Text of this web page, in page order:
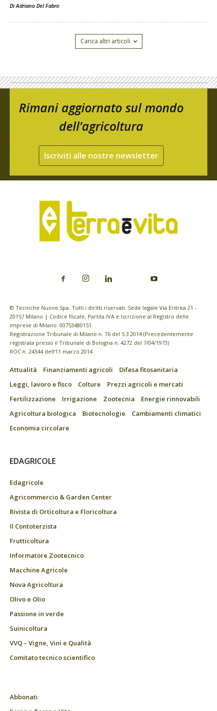
DiAdriano Del Fabro
Carica altri articoli
Rimani aggiornato sul mondo
dell’agricoltura
Iscriviti alle nostre newsletter
© Tecniche Nuove Spa. Tutti i diritti riservati. Sede legale Via Eritrea 21 -
20157 Milano | Codice fiscale, Partita IVA e Iscrizione al Registro delle
imprese di Milano: 00753480151
Registrazione Tribunale di Milano n. 76 del 5.3.2014 (Precedentemente
registrata presso il Tribunale di Bologna n. 4272 del 7/04/1973)
ROC n. 24344 dell’11 marzo 2014
Attualità Finanziamenti agricoli
Difesa fitosanitaria
Leggi, lavoro e fisco
Colture
Prezzi agricoli e mercati
Fertilizzazione
Irrigazione Zootecnia
Energie rinnovabili
Agricoltura biologica
Biotecnologie
Cambiamenti climatici
Economia circolare
EDAGRICOLE
Edagricole
Agricommercio & Garden Center
Rivista di Orticoltura e Floricoltura
Il Contoterzista
Frutticoltura
Informatore Zootecnico
Macchine Agricole
Nova Agricoltura
Olivo e Olio
Passione in verde
Suinicoltura
VVQ – Vigne, Vini e Qualità
Comitato tecnico scientifico
Abbonati